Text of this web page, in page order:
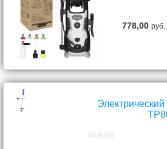
778,00руб.
368,00